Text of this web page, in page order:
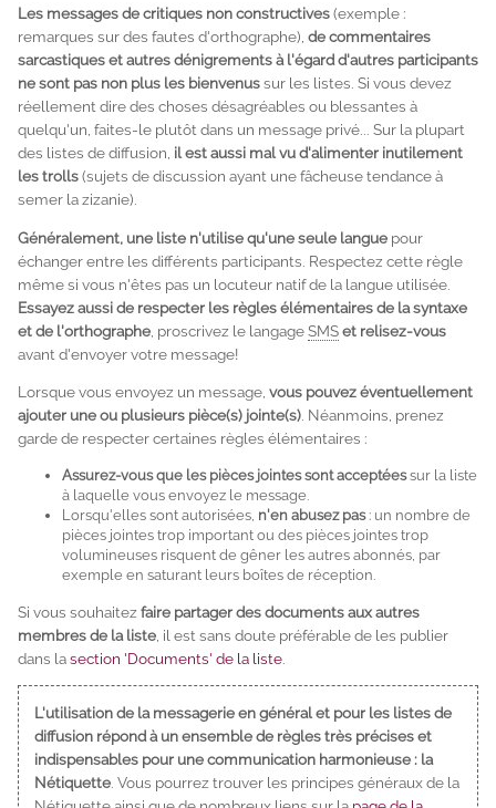
Les messages de critiques non constructives(exemple :
remarques sur des fautes d'orthographe), de commentaires
sarcastiques et autres dénigrements à l'égard d'autres participants
ne sont pas non plus les bienvenussur les listes. Si vous devez
réellement dire des choses désagréables ou blessantes à
quelqu'un, faites-le plutôt dans un message privé... Sur la plupart
des listes de diffusion, il est aussi mal vu d'alimenter inutilement
lestrolls(sujets de discussion ayant une fâcheuse tendance à
semer la zizanie).
Généralement, une liste n'utilise qu'une seule langue pour
échanger entre les différents participants. Respectez cette règle
même si vous n'êtes pas un locuteur natif de la langue utilisée.
Essayez aussi de respecter les règles élémentaires de la syntaxe
et de l'orthographe , proscrivez le langageSMSet relisez-vous
avant d'envoyer votre message!
Lorsque vous envoyez un message, vous pouvez éventuellement
ajouter une ou plusieurs pièce(s) jointe(s). Néanmoins, prenez
garde de respecter certaines règles élémentaires :
Assurez-vous que les pièces jointes sont acceptéessur la liste
à laquelle vous envoyez le message.
Lorsqu'elles sont autorisées, n'en abusez pas: un nombre de
pièces jointes trop important ou des pièces jointes trop
volumineuses risquent de gêner les autres abonnés, par
exemple en saturant leurs boîtes de réception.
Si vous souhaitezfaire partager des documents aux autres
membres de la liste , il est sans doute préférable de les publier
dans lasection 'Documents' de la liste
L'utilisation de la messagerie en général et pour les listes de
diffusion répond à un ensemble de règles très précises et
indispensables pour une communication harmonieuse : la
Nétiquette. Vous pourrez trouver les principes généraux de la